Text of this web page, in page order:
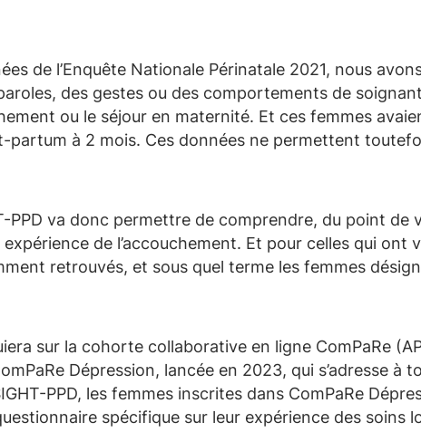
de l’Enquête Nationale Périnatale 2021, nous
des gestes ou des comportements de
ou le séjour en maternité. Et ces femmes
partum à 2 mois. Ces données ne permettent
PPD va donc permettre de comprendre, du point
expérience de l’accouchement. Et pour celles qui
retrouvés, et sous quel terme les femmes
sur la cohorte collaborative en ligne ComPaRe
Dépression, lancée en 2023, qui s’adresse
PPD, les femmes inscrites dans ComPaRe
spécifique sur leur expérience des soins